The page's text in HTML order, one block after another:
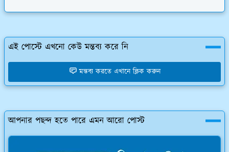
এই পোস্টে এখনো কেউ মন্তব্য করে নি
মন্তব্য করতে এখানে ক্লিক করুন
আপনার পছন্দ হতে পারে এমন আরো পোস্ট